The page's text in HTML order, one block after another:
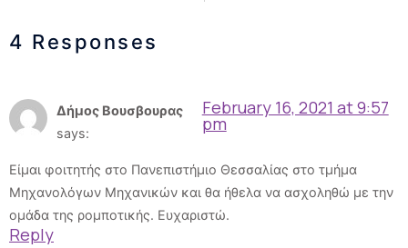
4 Responses
Δήμος Βουσβουρας
says:
February 16, 2021 at 9:57
pm
Είμαι φοιτητής στο Πανεπιστήμιο Θεσσαλίας στο τμήμα
Μηχανολόγων Μηχανικών και θα ήθελα να ασχοληθώ με την
ομάδα της ρομποτικής. Ευχαριστώ.
Reply